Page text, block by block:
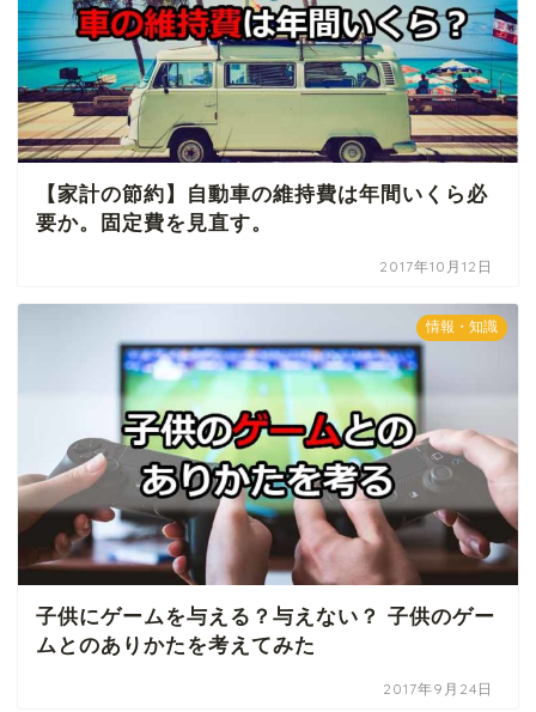
【家計の節約】自動車の維持費は年間いくら必
要か。固定費を見直す。
2017年10月12日
情報・知識
子供にゲームを与える？与えない？ 子供のゲー
ムとのありかたを考えてみた
2017年9月24日